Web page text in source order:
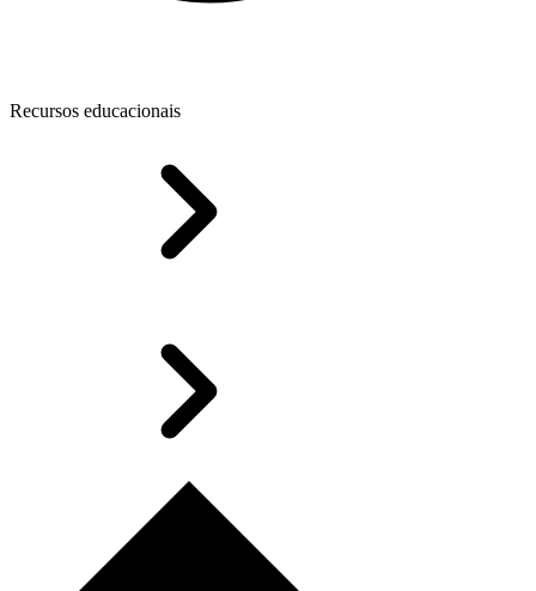
Recursos educacionais